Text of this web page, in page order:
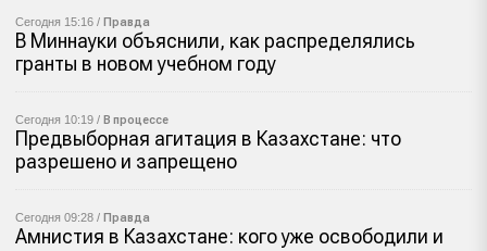
Сегодня 15:16 / Правда
В Миннауки объяснили, как распределялись
гранты в новом учебном году
Сегодня 10:19 / В процессе
Предвыборная агитация в Казахстане: что
разрешено и запрещено
Сегодня 09:28 / Правда
Амнистия в Казахстане: кого уже освободили и